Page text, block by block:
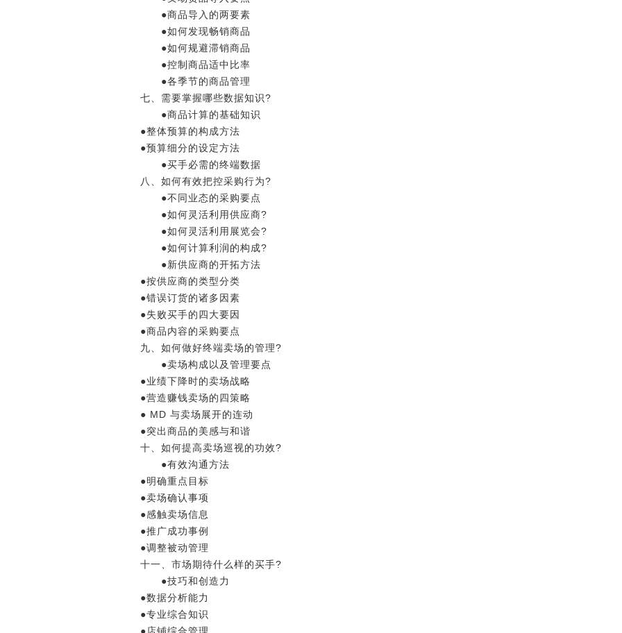
●商品导入的两要素
●如何发现畅销商品
●如何规避滞销商品
●控制商品适中比率
●各季节的商品管理
七、需要掌握哪些数据知识?
●商品计算的基础知识
●整体预算的构成方法
●预算细分的设定方法
●买手必需的终端数据
八、如何有效把控采购行为?
●不同业态的采购要点
●如何灵活利用供应商?
●如何灵活利用展览会?
●如何计算利润的构成?
●新供应商的开拓方法
●按供应商的类型分类
●错误订货的诸多因素
●失败买手的四大要因
●商品内容的采购要点
九、如何做好终端卖场的管理?
●卖场构成以及管理要点
●业绩下降时的卖场战略
●营造赚钱卖场的四策略
● MD 与卖场展开的连动
●突出商品的美感与和谐
十、如何提高卖场巡视的功效?
●有效沟通方法
●明确重点目标
●卖场确认事项
●感触卖场信息
●推广成功事例
●调整被动管理
十一、市场期待什么样的买手?
●技巧和创造力
●数据分析能力
●专业综合知识